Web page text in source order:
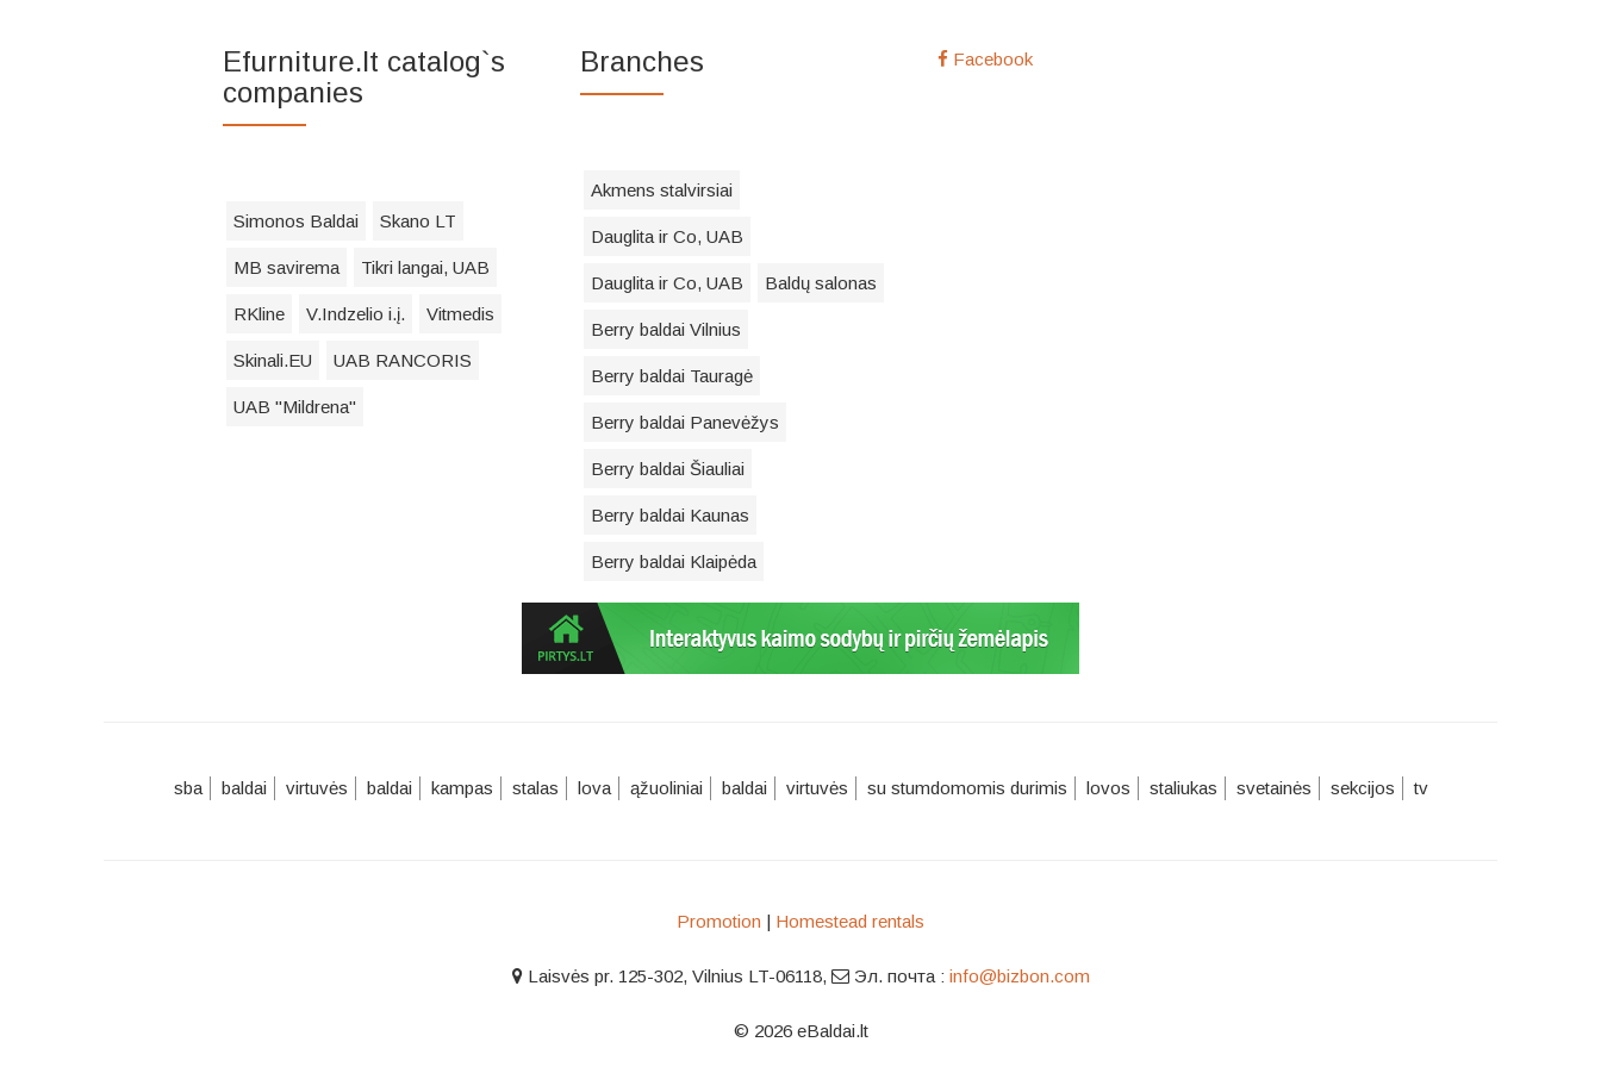
Efurniture.lt catalog`s
companies
Simonos Baldai Skano LT
MB savirema Tikri langai, UAB
RKline V.Indzelio i.į. Vitmedis
Skinali.EU UAB RANCORIS
UAB "Mildrena"
Branches
Akmens stalvirsiai
Dauglita ir Co, UAB
Dauglita ir Co, UAB Baldų salonas
Berry baldai Vilnius
Berry baldai Tauragė
Berry baldai Panevėžys
Berry baldai Šiauliai
Berry baldai Kaunas
Berry baldai Klaipėda
Facebook
sba baldai virtuvės baldai kampas stalas lova ąžuoliniai baldai virtuvės su stumdomomis durimis lovos staliukas svetainės sekcijos tv
Promotion | Homestead rentals
Laisvės pr. 125-302, Vilnius LT-06118, Эл. почта : info@bizbon.com
© 2026 eBaldai.lt